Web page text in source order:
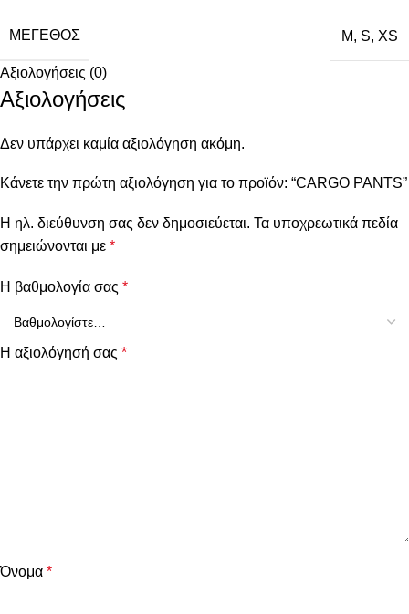
ΜΈΓΕΘΟΣ M, S, XS
Αξιολογήσεις (0)
Αξιολογήσεις
Δεν υπάρχει καμία αξιολόγηση ακόμη.
Κάνετε την πρώτη αξιολόγηση για το προϊόν: “CARGO PANTS”
Η ηλ. διεύθυνση σας δεν δημοσιεύεται. Τα υποχρεωτικά πεδία
σημειώνονται με *
Η βαθμολογία σας *
Η αξιολόγησή σας *
Όνομα *